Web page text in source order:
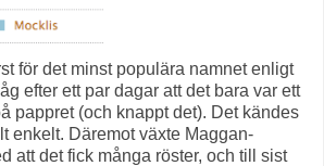
för det minst populära namnet enligt
efter ett par dagar att det bara var ett
pappret (och knappt det). Det kändes
enkelt. Däremot växte Maggan-
att det fick många röster, och till sist